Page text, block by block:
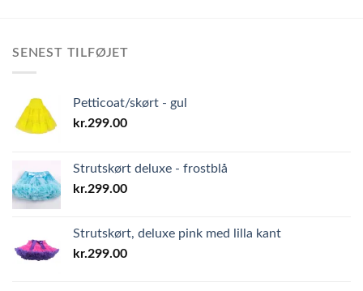
SENEST TILFØJET
Petticoat/skørt - gul
kr.299.00
Strutskørt deluxe - frostblå
kr.299.00
Strutskørt, deluxe pink med lilla kant
kr.299.00